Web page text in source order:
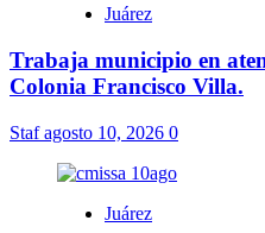
Juárez
Trabaja municipio en
Colonia Francisco Villa.
Stafagosto 10, 2026 0
Juárez